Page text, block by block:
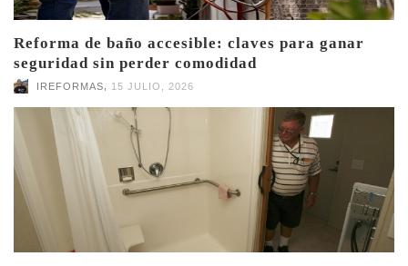
Reforma de baño accesible: claves para ganar
seguridad sin perder comodidad
IREFORMAS 15 JULIO, 2026